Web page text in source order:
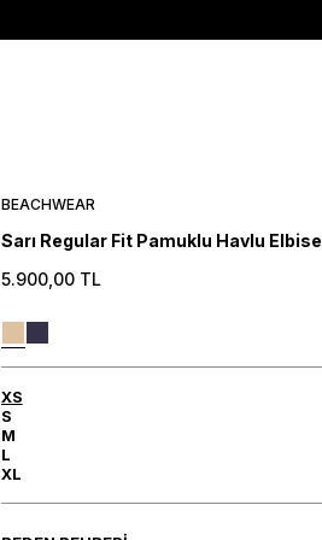
BEACHWEAR
Sarı Regular Fit Pamuklu Havlu Elbise
5.900,00TL
XS
S
M
L
XL